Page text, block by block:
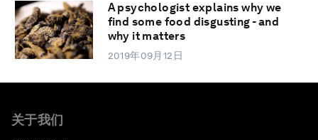
A psychologist explains why we
find some food disgusting - and
why it matters
2019年09月12日
关于我们